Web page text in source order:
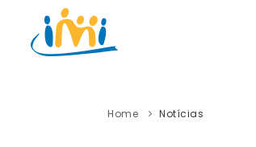
Home Notícias